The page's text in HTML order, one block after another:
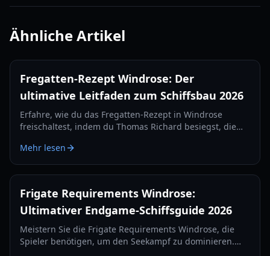
Ähnliche Artikel
Fregatten-Rezept Windrose: Der
ultimative Leitfaden zum Schiffsbau 2026
Erfahre, wie du das Fregatten-Rezept in Windrose
freischaltest, indem du Thomas Richard besiegst, die
und Eisenbarren herstellst.
Mehr lesen
Frigate Requirements Windrose:
Ultimativer Endgame-Schiffsguide 2026
Meistern Sie die Frigate Requirements Windrose, die
Spieler benötigen, um den Seekampf zu dominieren.